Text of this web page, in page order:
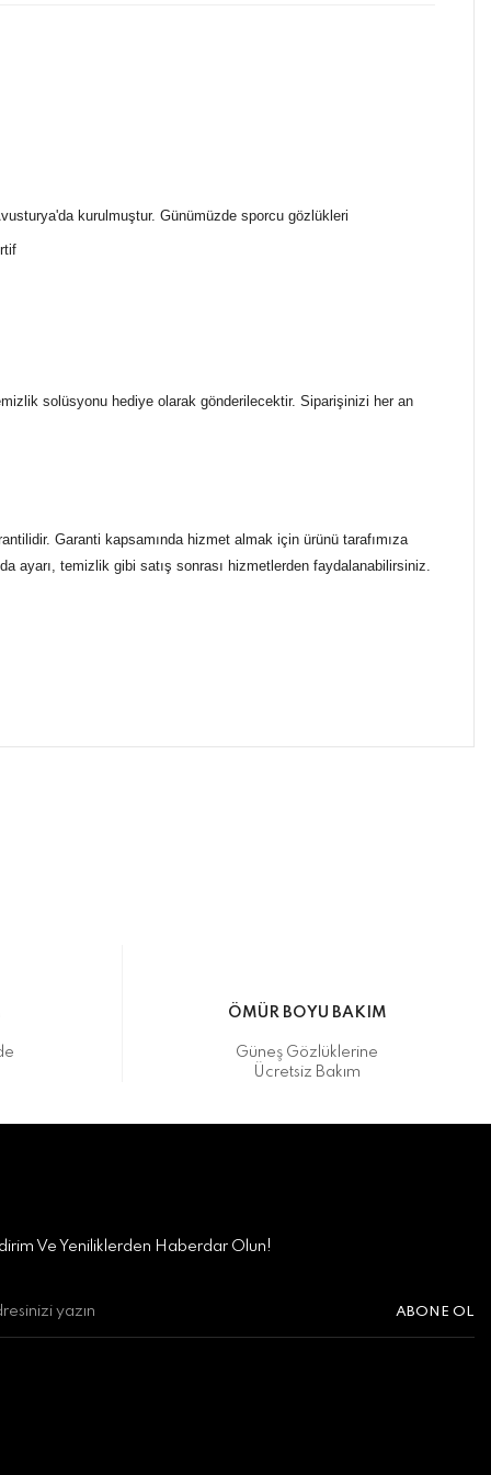
kurulmuştur. Günümüzde sporcu gözlükleri
solüsyonu hediye olarak gönderilecektir. Siparişinizi her an
Garanti kapsamında hizmet almak için ürünü tarafımıza
ayarı, temizlik gibi satış sonrası hizmetlerden faydalanabilirsiniz.
ÖMÜR BOYU BAKIM
Güneş Gözlüklerine
Ücretsiz Bakım
Ve Yeniliklerden Haberdar Olun!
ABONE OL